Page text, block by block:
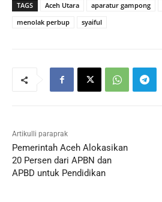
TAGS Aceh Utara aparatur gampong
menolak perbup
syaiful
Artikulli paraprak
Pemerintah Aceh Alokasikan
20 Persen dari APBN dan
APBD untuk Pendidikan